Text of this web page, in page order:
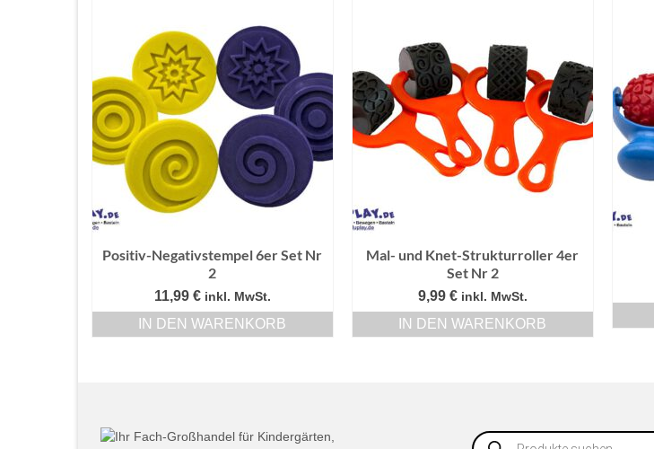
Positiv-Negativstempel 6er Set Nr
2
11,99 € inkl. MwSt.
IN DEN WARENKORB
Mal- und Knet-Strukturroller 4er
Set Nr 2
9,99 € inkl. MwSt.
IN DEN WARENKORB
Products